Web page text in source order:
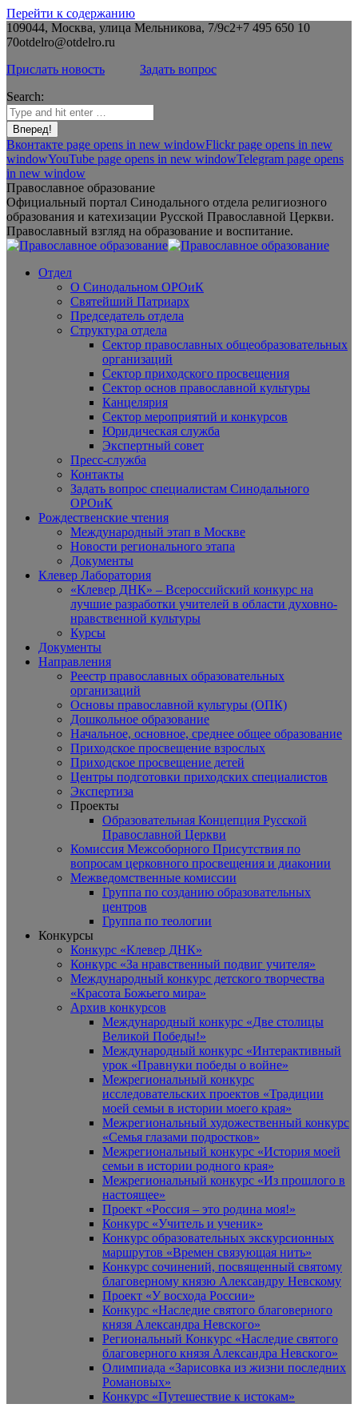
Перейти к содержанию
109044, Москва, улица Мельникова, 7/9с2+7 495 650 10
70otdelro@otdelro.ru
Прислать новость
Задать вопрос
Search:
Вконтакте page opens in new windowFlickr page opens in new
windowYouTube page opens in new windowTelegram page opens
in new window
Православное образование
Официальный портал Синодального отдела религиозного
образования и катехизации Русской Православной Церкви.
Православный взгляд на образование и воспитание.
Отдел
О Синодальном ОРОиК
Святейший Патриарх
Председатель отдела
Структура отдела
Сектор православных общеобразовательных
организаций
Сектор приходского просвещения
Сектор основ православной культуры
Канцелярия
Сектор мероприятий и конкурсов
Юридическая служба
Экспертный совет
Пресс-служба
Контакты
Задать вопрос специалистам Синодального
ОРОиК
Рождественские чтения
Международный этап в Москве
Новости регионального этапа
Документы
Клевер Лаборатория
«Клевер ДНК» – Всероссийский конкурс на
лучшие разработки учителей в области духовно-
нравственной культуры
Курсы
Документы
Направления
Реестр православных образовательных
организаций
Основы православной культуры (ОПК)
Дошкольное образование
Начальное, основное, среднее общее образование
Приходское просвещение взрослых
Приходское просвещение детей
Центры подготовки приходских специалистов
Экспертиза
Проекты
Образовательная Концепция Русской
Православной Церкви
Комиссия Межсоборного Присутствия по
вопросам церковного просвещения и диаконии
Межведомственные комиссии
Группа по созданию образовательных
центров
Группа по теологии
Конкурсы
Конкурс «Клевер ДНК»
Конкурс «За нравственный подвиг учителя»
Международный конкурс детского творчества
«Красота Божьего мира»
Архив конкурсов
Международный конкурс «Две столицы
Великой Победы!»
Международный конкурс «Интерактивный
урок «Правнуки победы о войне»
Межрегиональный конкурс
исследовательских проектов «Традиции
моей семьи в истории моего края»
Межрегиональный художественный конкурс
«Семья глазами подростков»
Межрегиональный конкурс «История моей
семьи в истории родного края»
Межрегиональный конкурс «Из прошлого в
настоящее»
Проект «Россия – это родина моя!»
Конкурс «Учитель и ученик»
Конкурс образовательных экскурсионных
маршрутов «Времен связующая нить»
Конкурс сочинений, посвященный святому
благоверному князю Александру Невскому
Проект «У восхода России»
Конкурс «Наследие святого благоверного
князя Александра Невского»
Региональный Конкурс «Наследие святого
благоверного князя Александра Невского»
Олимпиада «Зарисовка из жизни последних
Романовых»
Конкурс «Путешествие к истокам»